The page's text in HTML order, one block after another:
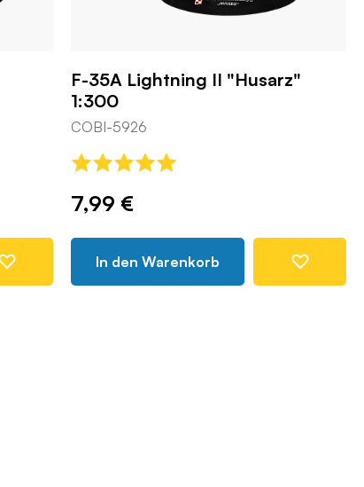
F-35A Lightning II "Husarz"
1:300
COBI-5926
7,99 €
In den Warenkorb